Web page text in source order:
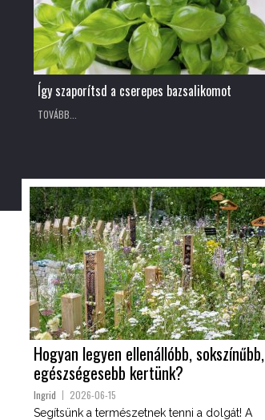
Így szaporítsd a cserepes bazsalikomot
TOVÁBB...
Hogyan legyen ellenállóbb, sokszínűbb,
egészségesebb kertünk?
Ingrid 2026-06-15
Segítsünk a természetnek tenni a dolgát! A